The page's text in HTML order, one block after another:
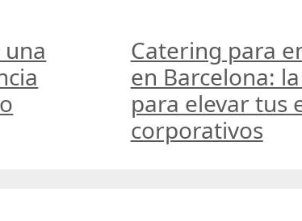
Catering para
en Barcelona:
para elevar tus
corporativos